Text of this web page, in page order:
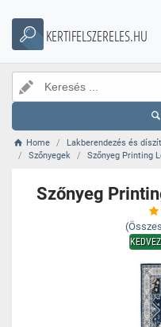
KERTIFELSZERELES.HU
Home Lakberendezés és
Szőnyegek
Szőnyeg Printing
Szőnyeg